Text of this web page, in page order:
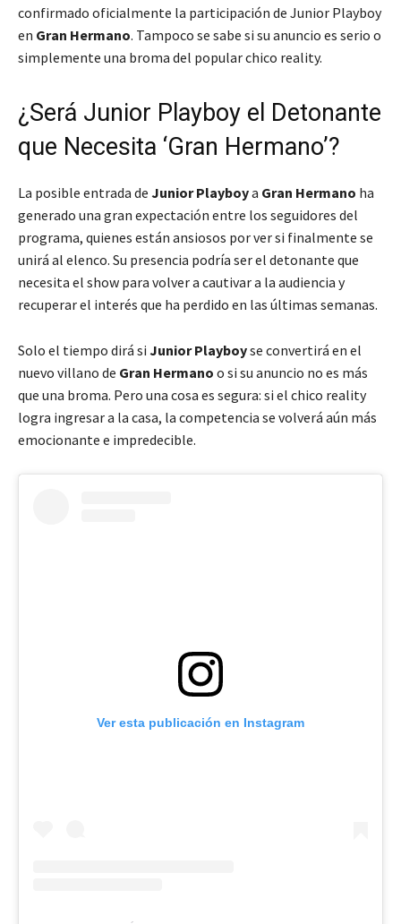
confirmado oficialmente la participación de Junior Playboy
en Gran Hermano. Tampoco se sabe si su anuncio es serio o
simplemente una broma del popular chico reality.
¿Será Junior Playboy el Detonante
que Necesita ‘Gran Hermano’?
La posible entrada de Junior Playboya Gran Hermano ha
generado una gran expectación entre los seguidores del
programa, quienes están ansiosos por ver si finalmente se
unirá al elenco. Su presencia podría ser el detonante que
necesita el show para volver a cautivar a la audiencia y
recuperar el interés que ha perdido en las últimas semanas.
Solo el tiempo dirá si Junior Playboyse convertirá en el
nuevo villano de Gran Hermano o si su anuncio no es más
que una broma. Pero una cosa es segura: si el chico reality
logra ingresar a la casa, la competencia se volverá aún más
emocionante e impredecible.
Ver esta publicación en Instagram